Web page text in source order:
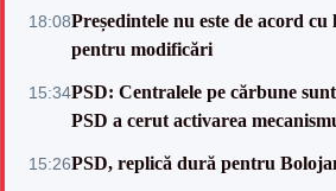
18:08Președintele nu este de acord
pentru modificări
15:34PSD: Centralele pe cărbune
PSD a cerut activarea
15:26PSD, replică dură pentru